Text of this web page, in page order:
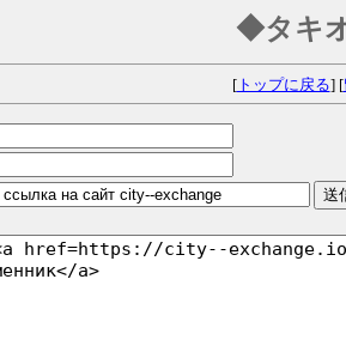
◆タキ
[トップに戻る] [